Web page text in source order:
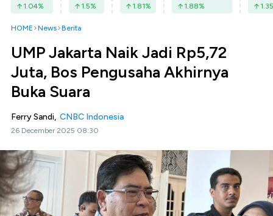
1.04% 1.5% 1.81% 1.88% 1.35
HOME News Berita
UMP Jakarta Naik Jadi Rp5,72
Juta, Bos Pengusaha Akhirnya
Buka Suara
Ferry Sandi, CNBC Indonesia
26 December 2025 08:30